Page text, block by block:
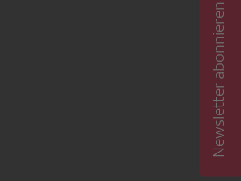
Newsletter abonnieren